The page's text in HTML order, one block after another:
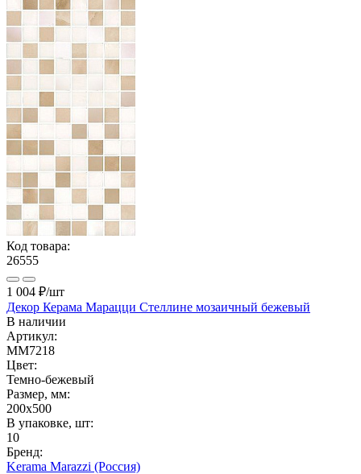
Код товара:
26555
1 004 ₽/шт
Декор Керама Марацци Стеллине мозаичный бежевый
В наличии
Артикул:
MM7218
Цвет:
Темно-бежевый
Размер, мм:
200x500
В упаковке, шт:
10
Бренд:
Kerama Marazzi (Россия)